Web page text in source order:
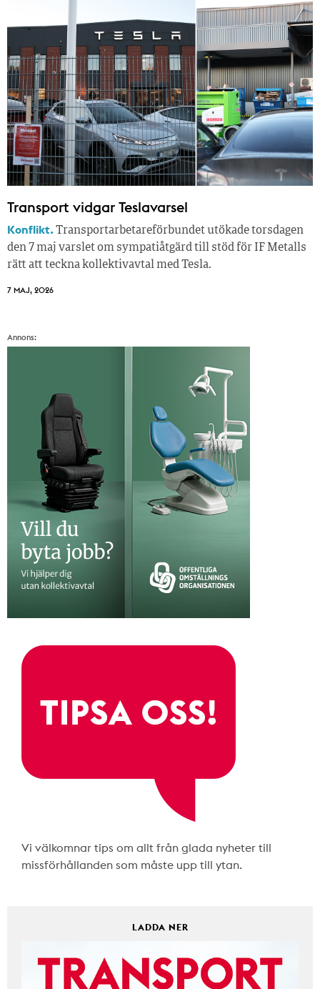
Transport vidgar Teslavarsel
Konflikt.Transportarbetareförbundet utökade torsdagen
den 7 maj varslet om sympatiåtgärd till stöd för IF Metalls
rätt att teckna kollektivavtal med Tesla.
7 MAJ, 2026
Annons:
Vi välkomnar tips om allt från glada nyheter till
missförhållanden som måste upp till ytan.
LADDA NER